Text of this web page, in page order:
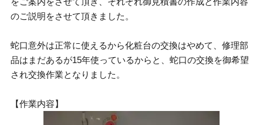
のご説明をさせて頂きました。
蛇口意外は正常に使えるから化粧台の交換はやめて、修理部
品はまだあるが15年使っているからと、蛇口の交換を御希望
され交換作業となりました。
【作業内容】